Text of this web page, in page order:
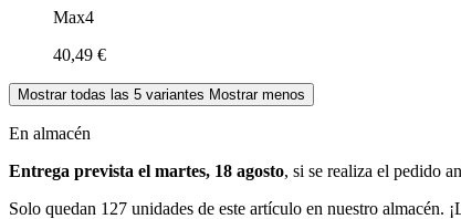
Max4
40,49 €
Mostrar todas las 5 variantes Mostrar menos
En almacén
Entrega prevista el martes, 18 agosto, si se realiza el pedido
Solo quedan 127 unidades de este artículo en nuestro almacén.